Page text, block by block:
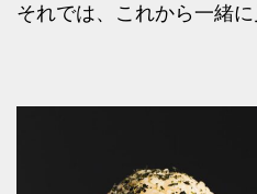
それでは、これから一緒